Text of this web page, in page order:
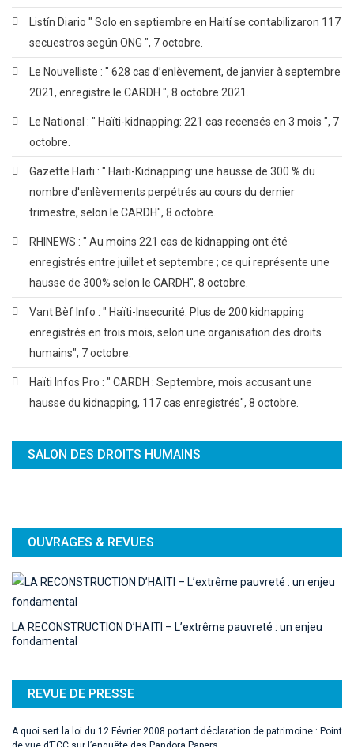
Listín Diario " Solo en septiembre en Haití se contabilizaron 117
secuestros según ONG ", 7 octobre.
Le Nouvelliste : " 628 cas d’enlèvement, de janvier à septembre
2021, enregistre le CARDH ", 8 octobre 2021.
Le National : " Haïti-kidnapping: 221 cas recensés en 3 mois ", 7
octobre.
Gazette Haïti : " Haïti-Kidnapping: une hausse de 300 % du
nombre d'enlèvements perpétrés au cours du dernier
trimestre, selon le CARDH", 8 octobre.
RHINEWS : " Au moins 221 cas de kidnapping ont été
enregistrés entre juillet et septembre ; ce qui représente une
hausse de 300% selon le CARDH", 8 octobre.
Vant Bèf Info : " Haïti-Insecurité: Plus de 200 kidnapping
enregistrés en trois mois, selon une organisation des droits
humains", 7 octobre.
Haïti Infos Pro : " CARDH : Septembre, mois accusant une
hausse du kidnapping, 117 cas enregistrés", 8 octobre.
SALON DES DROITS HUMAINS
OUVRAGES & REVUES
LA RECONSTRUCTION D’HAÏTI – L’extrême pauvreté : un enjeu
fondamental
REVUE DE PRESSE
A quoi sert la loi du 12 Février 2008 portant déclaration de patrimoine : Point